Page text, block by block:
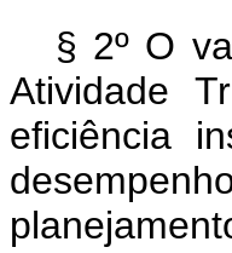
§ 2º O
Atividade
eficiência